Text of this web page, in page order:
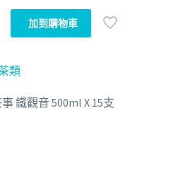
加到購物車
類
鐵觀音 500ml X 15支